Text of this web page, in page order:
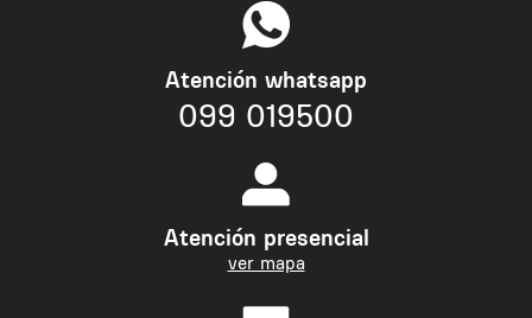
Atención whatsapp
099 019500
Atención presencial
ver mapa